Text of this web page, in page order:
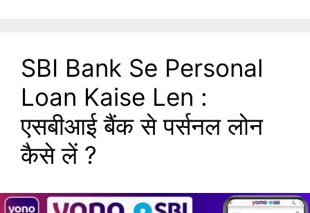
SBI Bank Se Personal
Loan Kaise Len :
एसबीआई बैंक से पर्सनल लोन
कैसे लें ?